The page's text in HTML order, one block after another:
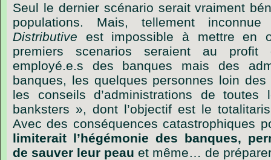
Seul le dernier scénario serait vraiment
populations. Mais, tellement
Distributive est impossible à mettre en
premiers scenarios seraient au
employé.e.s des banques mais des
banques, les quelques personnes loin
les conseils d’administrations de
banksters », dont l’objectif est le
Avec des conséquences catastrophiques
limiterait l’hégémonie des banques,
de sauver leur peau et même… de